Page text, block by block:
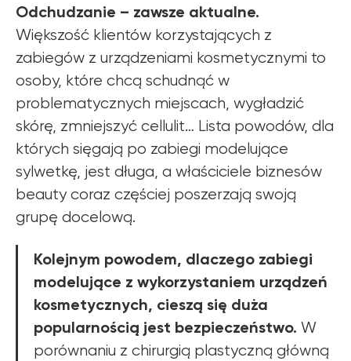
Odchudzanie – zawsze aktualne.
Większość klientów korzystających z
zabiegów z urządzeniami kosmetycznymi to
osoby, które chcą schudnąć w
problematycznych miejscach, wygładzić
skórę, zmniejszyć cellulit… Lista powodów, dla
których sięgają po zabiegi modelujące
sylwetkę, jest długa, a właściciele biznesów
beauty coraz częściej poszerzają swoją
grupę docelową.
Kolejnym powodem, dlaczego zabiegi
modelujące z wykorzystaniem urządzeń
kosmetycznych, cieszą się duża
popularnością jest bezpieczeństwo. W
porównaniu z chirurgią plastyczną główną
Dowiedz się o
OFERTACH PROMOCYJNYCH
ZEMITS